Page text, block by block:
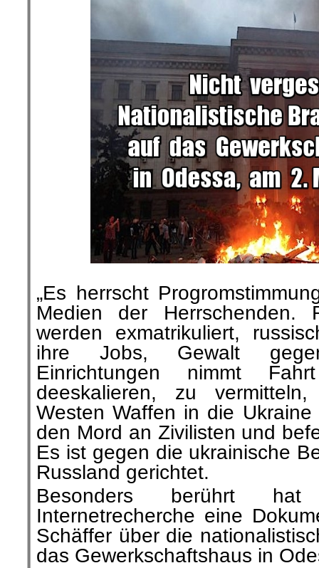
„Es herrscht
Medien der Herrschenden.
werden exmatrikuliert,
ihre Jobs, Gewalt
Einrichtungen nimmt
deeskalieren, zu
Westen Waffen in die
den Mord an Zivilisten und
Es ist gegen die ukrainische
Russland gerichtet.
Besonders berührt
Internetrecherche eine
Schäffer über die
das Gewerkschaftshaus in